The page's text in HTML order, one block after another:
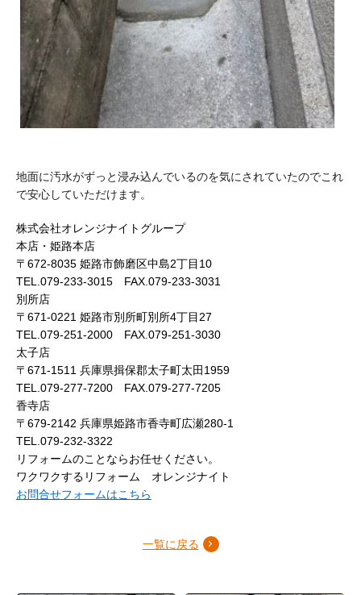
地面に汚水がずっと浸み込んでいるのを気にされていたのでこれ
で安心していただけます。
株式会社オレンジナイトグループ
本店・姫路本店
〒672-8035 姫路市飾磨区中島2丁目10
TEL.079-233-3015 FAX.079-233-3031
別所店
〒671-0221 姫路市別所町別所4丁目27
TEL.079-251-2000 FAX.079-251-3030
太子店
〒671-1511 兵庫県揖保郡太子町太田1959
TEL.079-277-7200 FAX.079-277-7205
香寺店
〒679-2142 兵庫県姫路市香寺町広瀬280-1
TEL.079-232-3322
リフォームのことならお任せください。
ワクワクするリフォーム オレンジナイト
お問合せフォームはこちら
一覧に戻る